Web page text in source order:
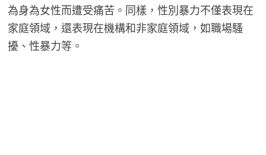
為身為女性而遭受痛苦。同樣，性別暴力不僅表現在
家庭領域，還表現在機構和非家庭領域，如職場騷
擾、性暴力等。